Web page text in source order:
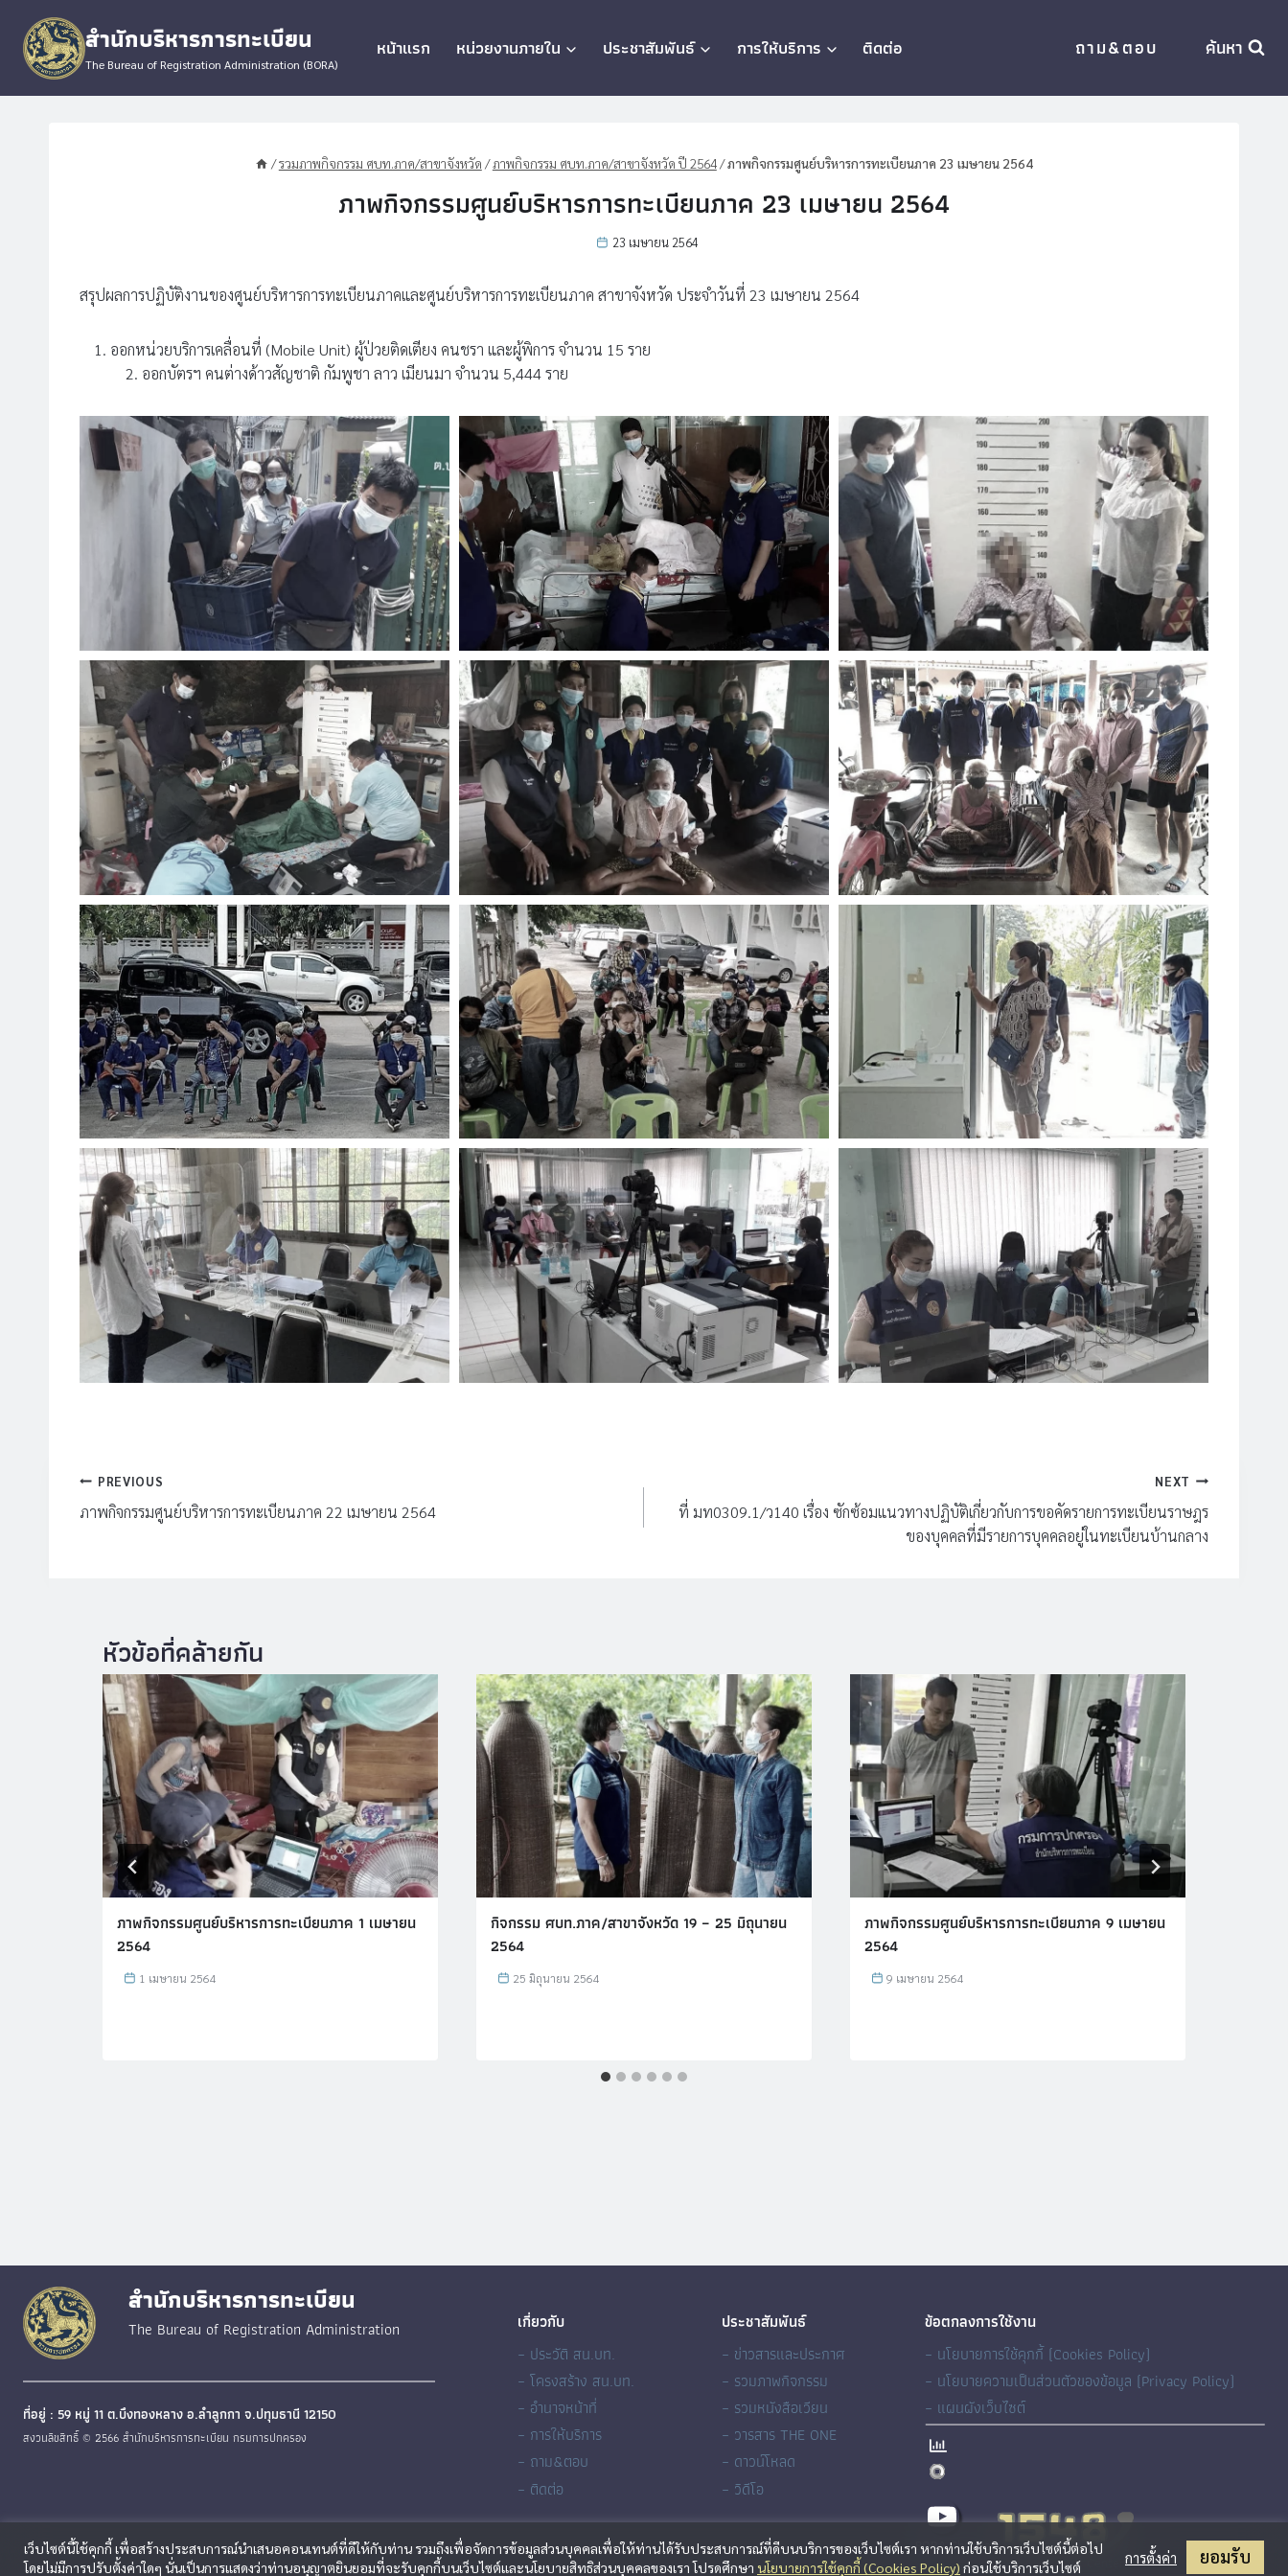
content
สำนักบริหารการทะเบียน
The Bureau of Registration Administration (BORA)
หน้าแรก หน่วยงานภายใน ประชาสัมพันธ์ การให้บริการ ติดต่อ ถาม&ตอบ ค้นหา
/รวมภาพกิจกรรม ศบท.ภาค/สาขาจังหวัด /ภาพกิจกรรม ศบท.ภาค/สาขาจังหวัด ปี 2564/ภาพกิจกรรมศูนย์บริหารการทะเบียนภาค 23 เมษายน 2564
ภาพกิจกรรมศูนย์บริหารการทะเบียนภาค 23 เมษายน 2564
23 เมษายน 2564
สรุปผลการปฏิบัติงานของศูนย์บริหารการทะเบียนภาคและศูนย์บริหารการทะเบียนภาค สาขาจังหวัด ประจำวันที่ 23 เมษายน 2564
ออกหน่วยบริการเคลื่อนที่ (Mobile Unit) ผู้ป่วยติดเตียง คนชรา และผู้พิการ จำนวน 15 ราย
2. ออกบัตรฯ คนต่างด้าวสัญชาติ กัมพูชา ลาว เมียนมา จำนวน 5,444 ราย
แนะแนว
เรื่อง
PREVIOUS
ภาพกิจกรรมศูนย์บริหารการทะเบียนภาค 22 เมษายน 2564
NEXT
ที่ มท0309.1/ว140 เรื่อง ซักซ้อมแนวทางปฏิบัติเกี่ยวกับการขอคัดรายการทะเบียนราษฎร
ของบุคคลที่มีรายการบุคคลอยู่ในทะเบียนบ้านกลาง
ภาพกิจกรรมศูนย์บริหารการทะเบียนภาค 1 เมษายน
2564
1 เมษายน 2564
กิจกรรม ศบท.ภาค/สาขาจังหวัด 19 – 25 มิถุนายน
2564
25 มิถุนายน 2564
ภาพกิจกรรมศูนย์บริหารการทะเบียนภาค 9 เมษายน
2564
9 เมษายน 2564
สำนักบริหารการทะเบียน
The Bureau of Registration Administration
ที่อยู่ : 59 หมู่ 11 ต.บึงทองหลาง อ.ลำลูกกา จ.ปทุมธานี 12150
สงวนลิขสิทธิ์ © 2566 สำนักบริหารการทะเบียน กรมการปกครอง
เกี่ยวกับ
– ประวัติ สน.บท.
– โครงสร้าง สน.บท.
– อำนาจหน้าที่
– การให้บริการ
– ถาม&ตอบ
– ติดต่อ
ประชาสัมพันธ์
– ข่าวสารและประกาศ
– รวมภาพกิจกรรม
– รวมหนังสือเวียน
– วารสาร THE ONE
– ดาวน์โหลด
– วิดีโอ
ข้อตกลงการใช้งาน
– นโยบายการใช้คุกกี้ (Cookies Policy)
– นโยบายความเป็นส่วนตัวของข้อมูล (Privacy Policy)
– แผนผังเว็บไซต์
BORA Channel
เว็บไซต์นี้ใช้คุกกี้ เพื่อสร้างประสบการณ์นำเสนอคอนเทนต์ที่ดีให้กับท่าน รวมถึงเพื่อจัดการข้อมูลส่วนบุคคลเพื่อให้ท่านได้รับประสบการณ์ที่ดีบนบริการของเว็บไซต์เรา หากท่านใช้บริการเว็บไซต์นี้ต่อไป
โดยไม่มีการปรับตั้งค่าใดๆ นั่นเป็นการแสดงว่าท่านอนุญาตยินยอมที่จะรับคุกกี้บนเว็บไซต์และนโยบายสิทธิส่วนบุคคลของเรา โปรดศึกษา นโยบายการใช้คุกกี้ (Cookies Policy) ก่อนใช้บริการเว็บไซต์
การตั้งค่า ยอมรับ